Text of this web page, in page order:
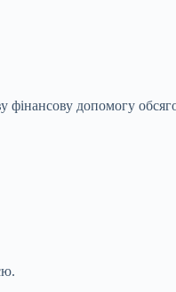
фінансову допомогу